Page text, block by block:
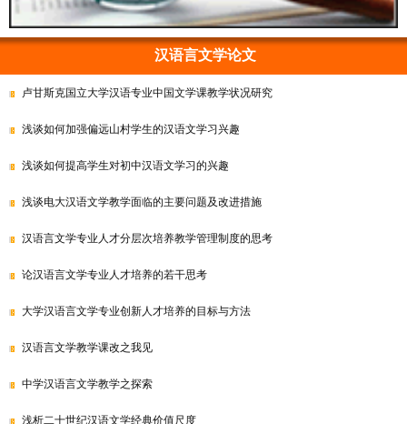
汉语言文学论文
卢甘斯克国立大学汉语专业中国文学课教学状况研究
浅谈如何加强偏远山村学生的汉语文学习兴趣
浅谈如何提高学生对初中汉语文学习的兴趣
浅谈电大汉语文学教学面临的主要问题及改进措施
汉语言文学专业人才分层次培养教学管理制度的思考
论汉语言文学专业人才培养的若干思考
大学汉语言文学专业创新人才培养的目标与方法
汉语言文学教学课改之我见
中学汉语言文学教学之探索
浅析二十世纪汉语文学经典价值尺度